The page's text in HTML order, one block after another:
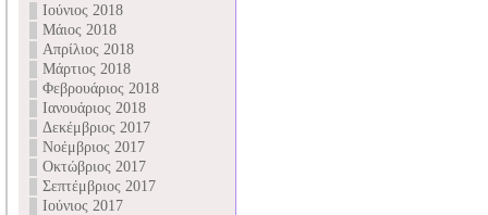
Ιούνιος 2018
Μάιος 2018
Απρίλιος 2018
Μάρτιος 2018
Φεβρουάριος 2018
Ιανουάριος 2018
Δεκέμβριος 2017
Νοέμβριος 2017
Οκτώβριος 2017
Σεπτέμβριος 2017
Ιούνιος 2017